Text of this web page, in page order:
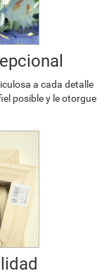
a cada detalle
posible y le otorgue